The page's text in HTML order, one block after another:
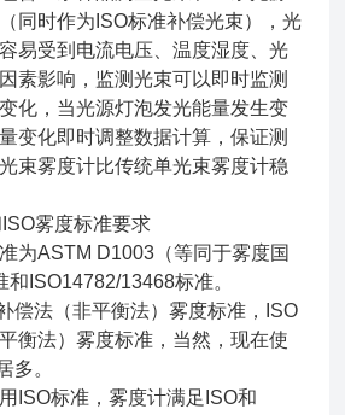
同时作为ISO标准补偿光束），光
易受到电流电压、温度湿度、光
素影响，监测光束可以即时监测
化，当光源灯泡发光能量发生变
变化即时调整数据计算，保证测
束雾度计比传统单光束雾度计稳
雾度标准要求
为ASTM D1003（等同于雾度国
ISO14782/13468标准。
偿法（非平衡法）雾度标准，ISO
衡法）雾度标准，当然，现在使
多。
ISO标准，雾度计满足ISO和